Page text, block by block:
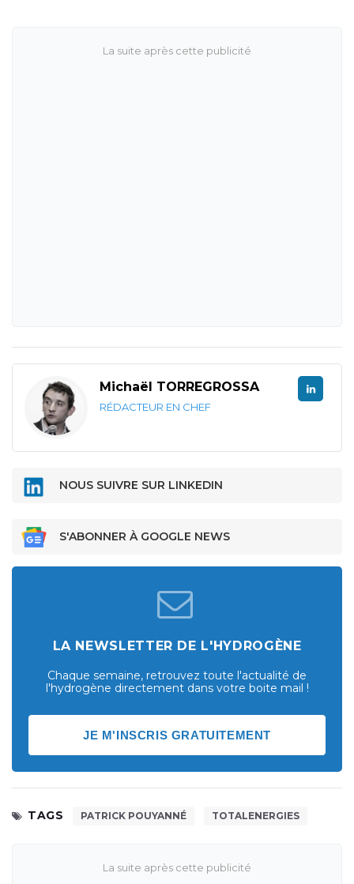
Michaël TORREGROSSA
RÉDACTEUR EN CHEF
NOUS SUIVRE SUR LINKEDIN
S'ABONNER À GOOGLE NEWS
LA NEWSLETTER DE L'HYDROGÈNE
Chaque semaine, retrouvez toute l'actualité de
l'hydrogène directement dans votre boite mail !
JE M'INSCRIS GRATUITEMENT
TAGS PATRICK POUYANNÉ TOTALENERGIES